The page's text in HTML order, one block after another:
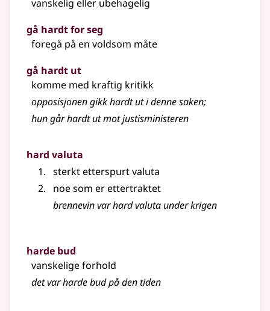
vanskelig eller ubehagelig
gå hardt for seg
foregå på en voldsom måte
gå hardt ut
komme med kraftig kritikk
opposisjonen gikk hardt ut i denne saken;
hun går hardt ut mot justisministeren
hard valuta
sterkt etterspurt valuta
noe som er ettertraktet
brennevin var hard valuta under krigen
harde bud
vanskelige forhold
det var harde bud på den tiden